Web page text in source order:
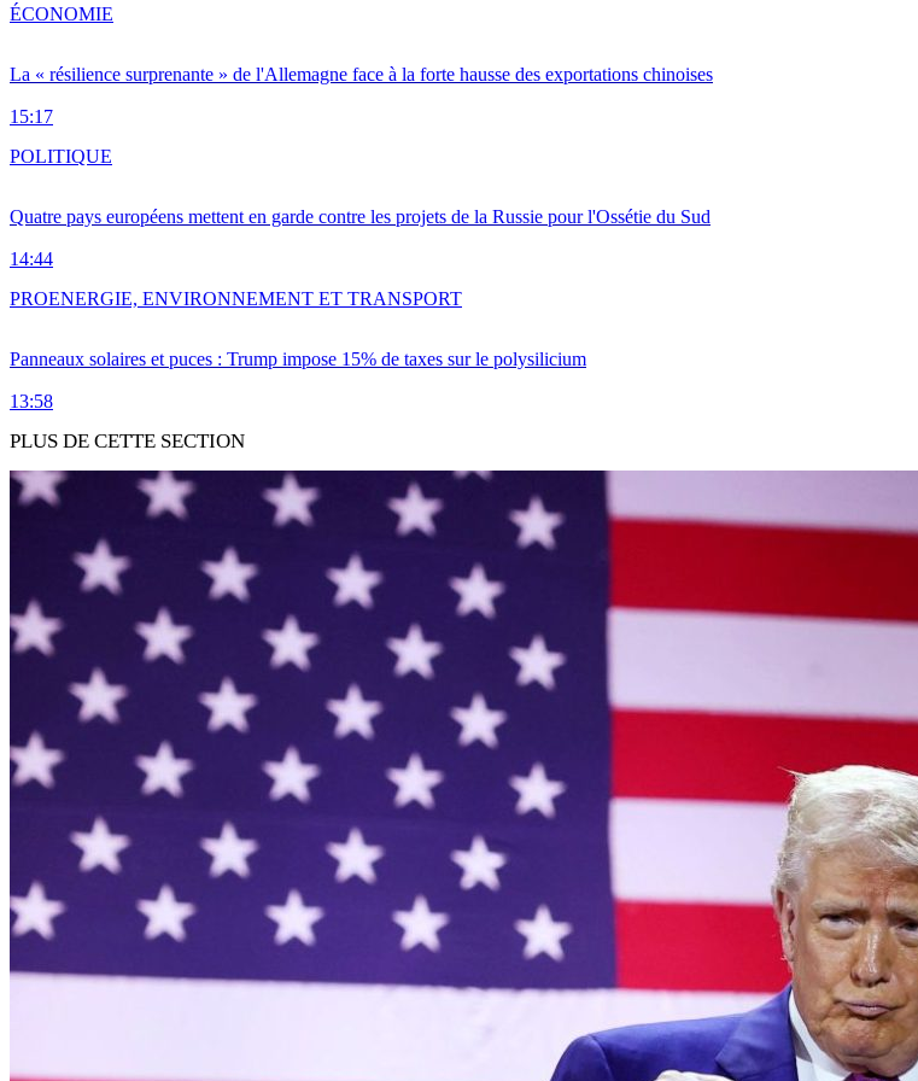
La « résilience surprenante » de l'Allemagne face à la forte hausse des exportations chinoises
15:17
ÉCONOMIE
Quatre pays européens mettent en garde contre les projets de la Russie pour l'Ossétie du Sud
14:44
POLITIQUE
Panneaux solaires et puces : Trump impose 15% de taxes sur le polysilicium
13:58
PROENERGIE, ENVIRONNEMENT ET TRANSPORT
PLUS DE CETTE SECTION